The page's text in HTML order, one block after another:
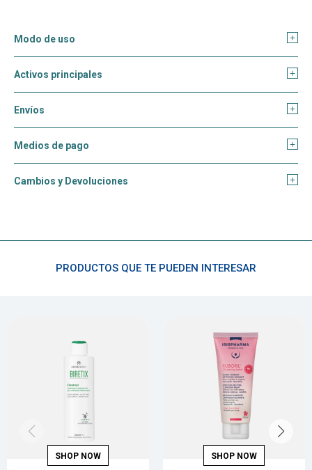
Modo de uso
Activos principales
Envíos
Medios de pago
Cambios y Devoluciones
PRODUCTOS QUE TE PUEDEN INTERESAR